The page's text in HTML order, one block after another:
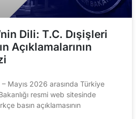
Dili: T.C. Dışişleri
Açıklamalarının
Mayıs 2026 arasında Türkiye
resmi web sitesinde
basın açıklamasının